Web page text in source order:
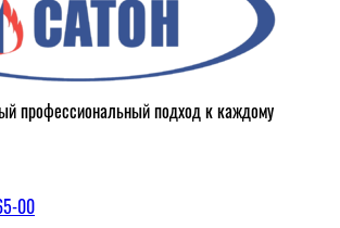
профессиональный подход к каждому
00